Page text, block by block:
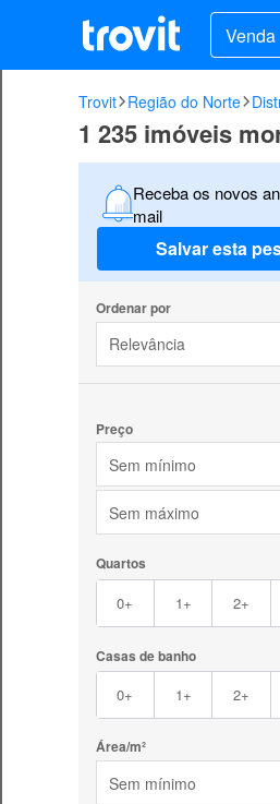
Venda
Trovit Região do Norte
1 235 imóveis
Receba os novos
mail
Salvar esta
Ordenar por
Relevância
Preço
Sem mínimo
Sem máximo
Quartos
0+ 1+ 2+
Casas de banho
0+ 1+ 2+
Área/m²
Sem mínimo